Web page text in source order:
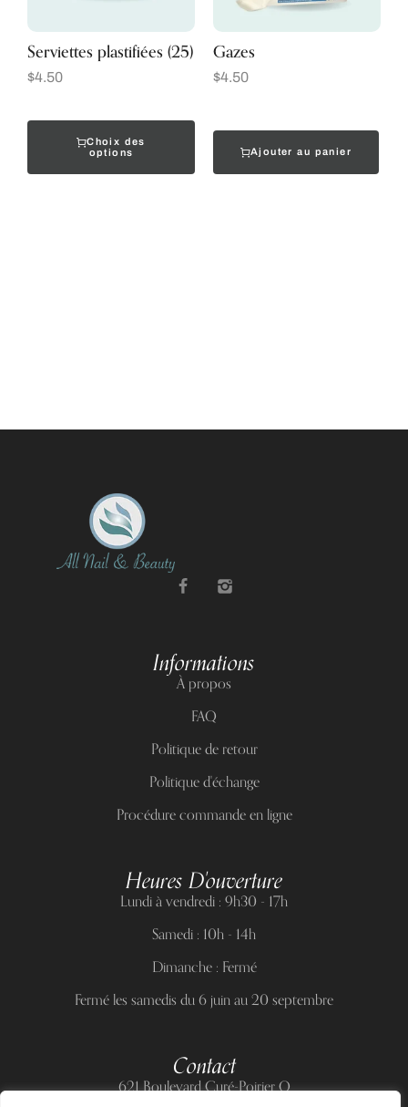
Serviettes plastifiées (25)
$4.50
Choix des
options
Gazes
$4.50
Ajouter au panier
Informations
À propos
FAQ
Politique de retour
Politique d'échange
Procédure commande en ligne
Heures D'ouverture
Lundi à vendredi : 9h30 - 17h
Samedi : 10h - 14h
Dimanche : Fermé
Fermé les samedis du 6 juin au 20 septembre
Contact
621 Boulevard Curé-Poirier O